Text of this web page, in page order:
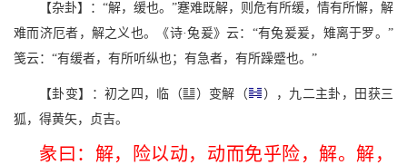
【杂卦】：“解，缓也。”蹇难既解，则危有所缓，情有所懈，解
难而济厄者，解之义也。《诗·兔爰》云：“有兔爰爰，雉离于罗。”
笺云：“有缓者，有所听纵也；有急者，有所躁蹙也。”
【卦变】：初之四，临（l）变解（
），九二主卦，田获三
狐，得黄矢，贞吉。
彖曰：解，险以动，动而免乎险，解。解，